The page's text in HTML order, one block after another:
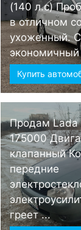
(140 л.с)
в отличном
ухоженный.
экономичный
Купить
Продам Lada
175000
клапанный
передние
греет ...